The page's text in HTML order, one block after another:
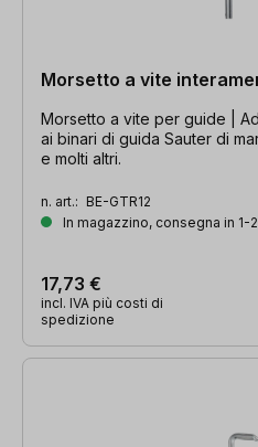
Morsetto a vite
Morsetto a vite per guide |
ai binari di guida Sauter di
e molti altri.
n. art.: BE-GTR12
In magazzino, consegna in 1-
17,73 €
incl. IVA più costi di
spedizione